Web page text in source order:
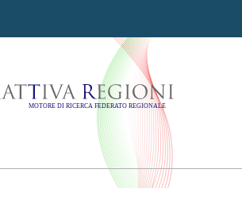
Regioni -